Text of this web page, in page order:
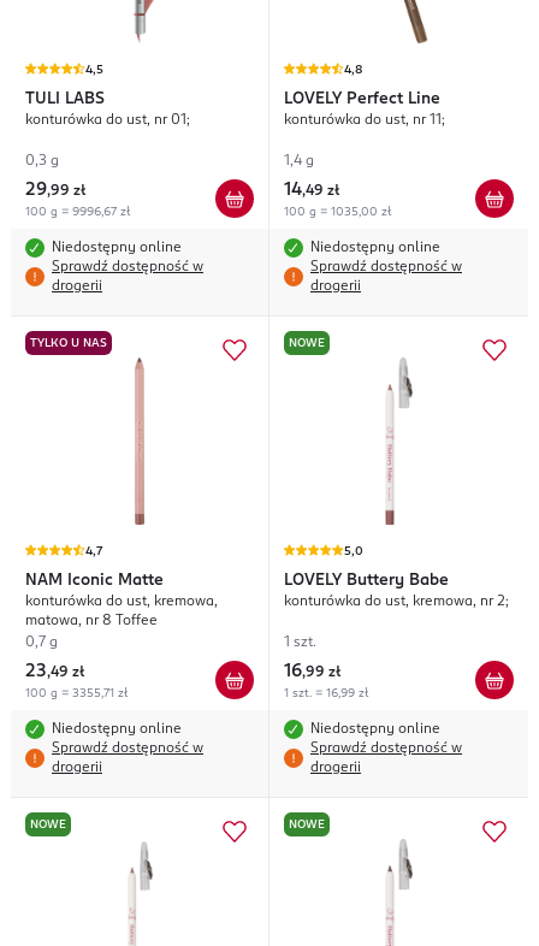
4,5
TULI LABS
konturówka do ust, nr 01;
0,3 g
29,99 zł
100 g = 9996,67 zł
Niedostępny online
Sprawdź dostępność w
drogerii
4,8
LOVELY Perfect Line
konturówka do ust, nr 11;
1,4 g
14,49 zł
100 g = 1035,00 zł
Niedostępny online
Sprawdź dostępność w
drogerii
TYLKO U NAS
4,7
NAM Iconic Matte
konturówka do ust, kremowa,
matowa, nr 8 Toffee
0,7 g
23,49 zł
100 g = 3355,71 zł
Niedostępny online
Sprawdź dostępność w
drogerii
NOWE
5,0
LOVELY Buttery Babe
konturówka do ust, kremowa, nr 2;
1 szt.
16,99 zł
1 szt. = 16,99 zł
Niedostępny online
Sprawdź dostępność w
drogerii
NOWE NOWE